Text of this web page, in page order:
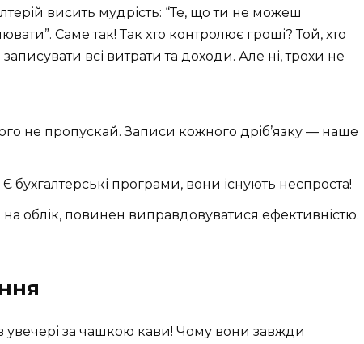
висить мудрість: “Те, що ти не можеш
Саме так! Так хто контролює гроші? Той, хто
записувати всі витрати та доходи. Але ні, трохи не
не пропускай. Записи кожного дріб’язку — наше
програми, вони існують неспроста!
облік, повинен виправдовуватися ефективністю.
за чашкою кави! Чому вони завжди